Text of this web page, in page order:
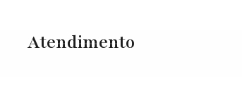
Atendimento